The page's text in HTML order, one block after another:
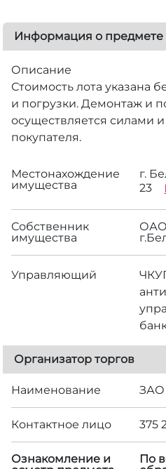
Информация о предмете
Описание
Стоимость лота указана
и погрузки. Демонтаж и
осуществляется силами и
покупателя.
Местонахождение
имущества
г.
23
Собственник
имущества
ОАО
Управляющий
Организатор торгов
Наименование ЗАО
Контактное лицо 375
Ознакомление и
По